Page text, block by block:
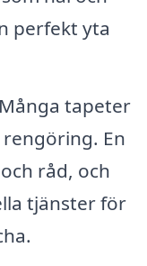
perfekt yta
Många tapeter
En
råd, och
tjänster för